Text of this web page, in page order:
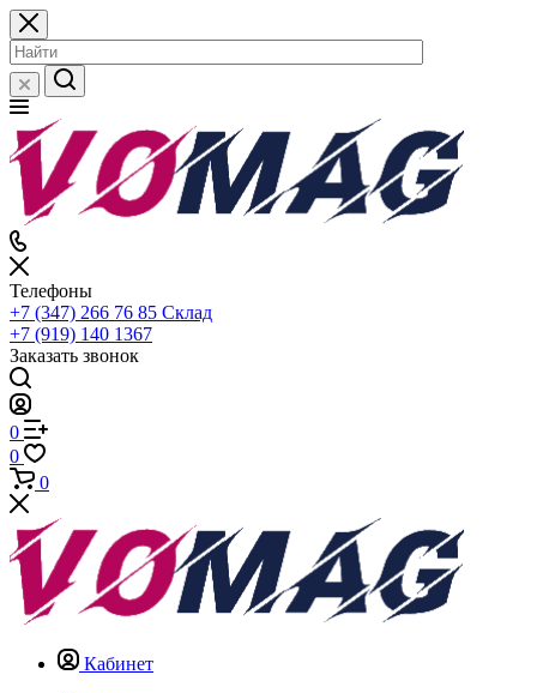
Телефоны
+7 (347) 266 76 85 Склад
+7 (919) 140 1367
Заказать звонок
0
0
0
Кабинет